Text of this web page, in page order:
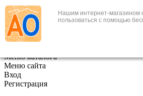
Нашим интернет-магазином
пользоваться с помощью
+7 (495) 646-888-1
В корзине 0
Меню каталога
Меню сайта
Вход
Регистрация